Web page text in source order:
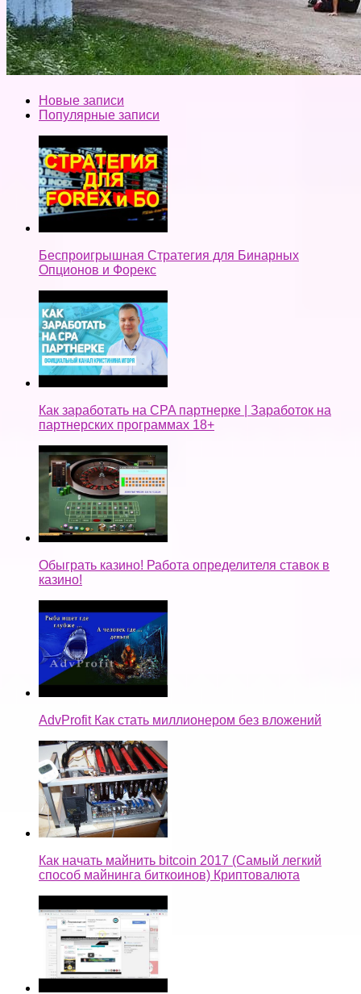
Новые записи
Популярные записи
Беспроигрышная Стратегия для Бинарных
Опционов и Форекс
Как заработать на CPA партнерке | Заработок на
партнерских программах 18+
Обыграть казино! Работа определителя ставок в
казино!
AdvProfit Как стать миллионером без вложений
Как начать майнить bitcoin 2017 (Самый легкий
способ майнинга биткоинов) Криптовалюта